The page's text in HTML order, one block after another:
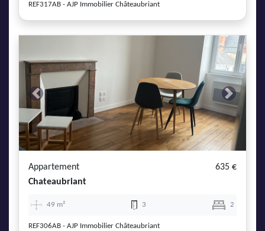
REF317AB - AJP Immobilier Châteaubriant
Previous Next
Appartement
635 €
Chateaubriant
49 m² 3 2
REF306AB - AJP Immobilier Châteaubriant